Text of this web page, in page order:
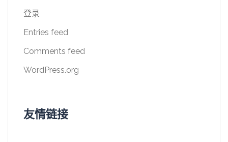
登录
Entries feed
Comments feed
WordPress.org
友情链接